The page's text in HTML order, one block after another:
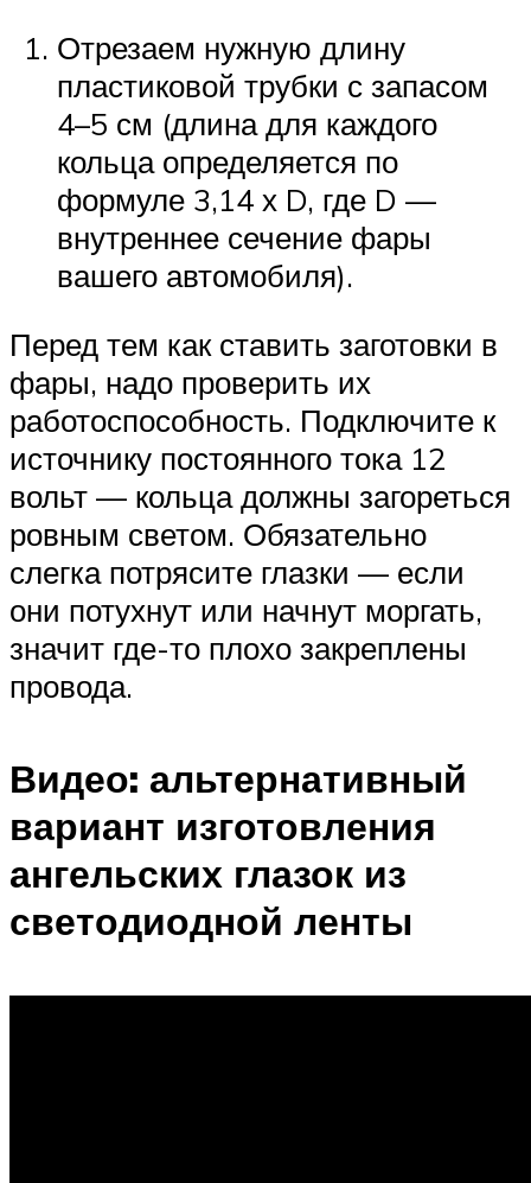
Отрезаем нужную длину
пластиковой трубки с запасом
4–5 см (длина для каждого
кольца определяется по
формуле 3,14 х D, где D —
внутреннее сечение фары
вашего автомобиля).
Перед тем как ставить заготовки в
фары, надо проверить их
работоспособность. Подключите к
источнику постоянного тока 12
вольт — кольца должны загореться
ровным светом. Обязательно
слегка потрясите глазки — если
они потухнут или начнут моргать,
значит где-то плохо закреплены
провода.
Видео: альтернативный
вариант изготовления
ангельских глазок из
светодиодной ленты